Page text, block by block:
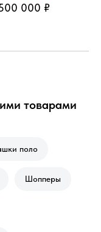
000 ₽
товарами
поло
Шопперы